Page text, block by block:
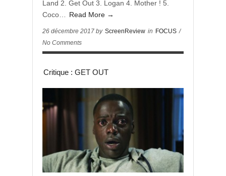
Land 2. Get Out 3. Logan 4. Mother ! 5.
Coco…
Read More →
26 décembre 2017 by ScreenReview in FOCUS /
No Comments
Critique : GET OUT